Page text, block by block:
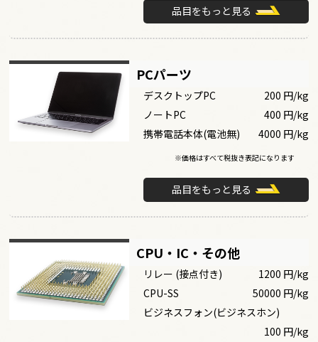
品目をもっと見る
PCパーツ
デスクトップPC
200 円/kg
ノートPC
400 円/kg
携帯電話本体(電池無)
4000 円/kg
※価格はすべて税抜き表記になります
品目をもっと見る
CPU・IC・その他
リレー (接点付き)
1200 円/kg
CPU-SS
50000 円/kg
ビジネスフォン(ビジネスホン)
100 円/kg